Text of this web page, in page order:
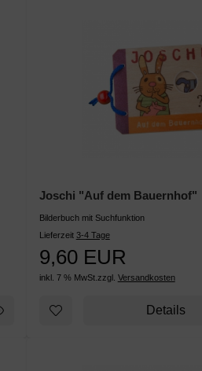
Joschi "Auf dem Bauernhof"
Bilderbuch mit Suchfunktion
Lieferzeit 3-4 Tage
9,60 EUR
inkl. 7 % MwSt. zzgl. Versandkosten
Details